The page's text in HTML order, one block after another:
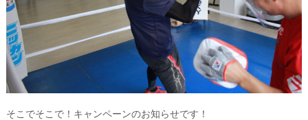
そこでそこで！キャンペーンのお知らせです！